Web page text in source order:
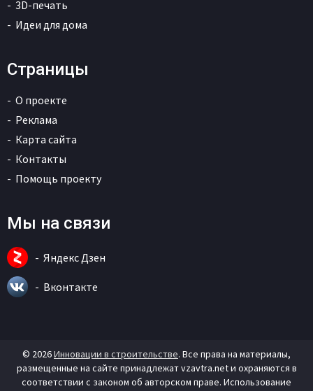
3D-печать
Идеи для дома
Страницы
О проекте
Реклама
Карта сайта
Контакты
Помощь проекту
Мы на связи
Яндекс Дзен
Вконтакте
© 2026Инновации в строительстве. Все права на материалы,
размещенные на сайте принадлежат vzavtra.net и охраняются в
соответствии с законом об авторском праве. Использование